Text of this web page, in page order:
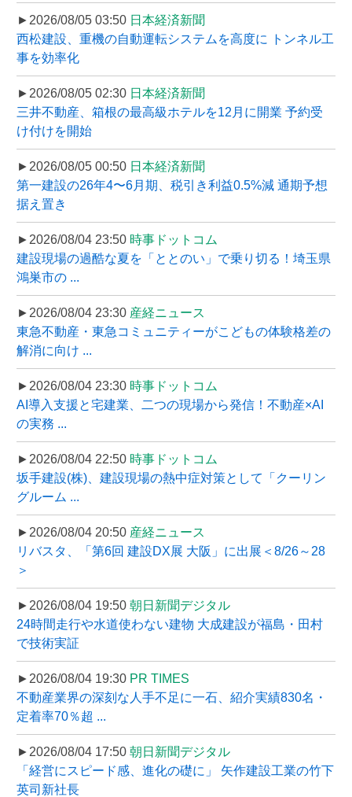
►2026/08/05 03:50 日本経済新聞
西松建設、重機の自動運転システムを高度に トンネル工
事を効率化
►2026/08/05 02:30 日本経済新聞
三井不動産、箱根の最高級ホテルを12月に開業 予約受
け付けを開始
►2026/08/05 00:50 日本経済新聞
第一建設の26年4〜6月期、税引き利益0.5%減 通期予想
据え置き
►2026/08/04 23:50 時事ドットコム
建設現場の過酷な夏を「ととのい」で乗り切る！埼玉県
鴻巣市の ...
►2026/08/04 23:30 産経ニュース
東急不動産・東急コミュニティーがこどもの体験格差の
解消に向け ...
►2026/08/04 23:30 時事ドットコム
AI導入支援と宅建業、二つの現場から発信！不動産×AI
の実務 ...
►2026/08/04 22:50 時事ドットコム
坂手建設(株)、建設現場の熱中症対策として「クーリン
グルーム ...
►2026/08/04 20:50 産経ニュース
リバスタ、「第6回 建設DX展 大阪」に出展＜8/26～28
＞
►2026/08/04 19:50 朝日新聞デジタル
24時間走行や水道使わない建物 大成建設が福島・田村
で技術実証
►2026/08/04 19:30 PR TIMES
不動産業界の深刻な人手不足に一石、紹介実績830名・
定着率70％超 ...
►2026/08/04 17:50 朝日新聞デジタル
「経営にスピード感、進化の礎に」 矢作建設工業の竹下
英司新社長